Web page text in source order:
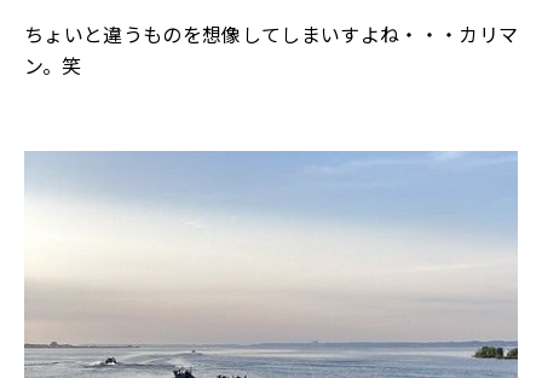
ちょいと違うものを想像してしまいすよね・・・カリマ
ン。笑